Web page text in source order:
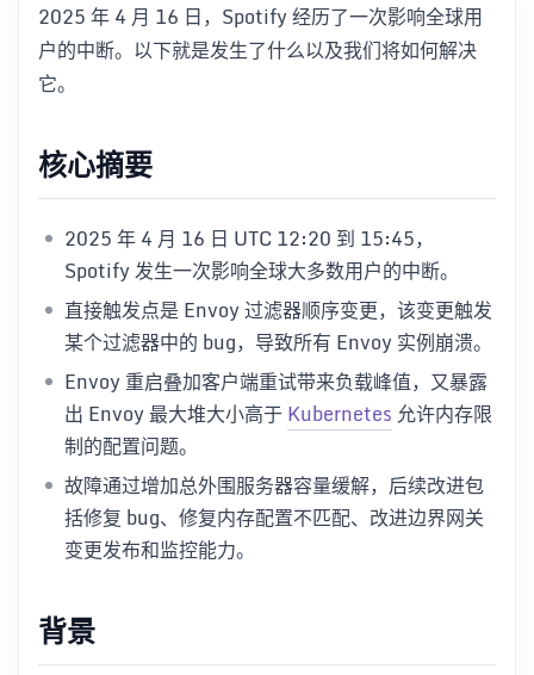
2025 年 4 月 16 日，Spotify 经历了一次影响全球用
户的中断。以下就是发生了什么以及我们将如何解决
它。
核心摘要
2025 年 4 月 16 日 UTC 12:20 到 15:45，
Spotify 发生一次影响全球大多数用户的中断。
直接触发点是 Envoy 过滤器顺序变更，该变更触发
某个过滤器中的 bug，导致所有 Envoy 实例崩溃。
Envoy 重启叠加客户端重试带来负载峰值，又暴露
出 Envoy 最大堆大小高于Kubernetes允许内存限
制的配置问题。
故障通过增加总外围服务器容量缓解，后续改进包
括修复 bug、修复内存配置不匹配、改进边界网关
变更发布和监控能力。
背景